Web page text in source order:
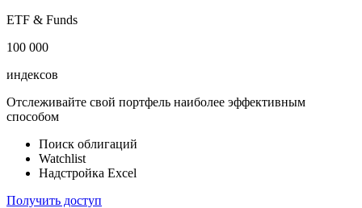
ETF & Funds
100 000
индексов
Отслеживайте свой портфель наиболее эффективным
способом
Поиск облигаций
Watchlist
Надстройка Excel
Получить доступ